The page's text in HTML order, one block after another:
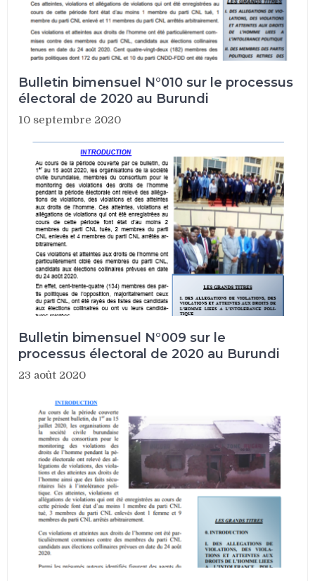
Bulletin bimensuel N°010 sur le processus
électoral de 2020 au Burundi
10 septembre 2020
Bulletin bimensuel N°009 sur le
processus électoral de 2020 au Burundi
23 août 2020